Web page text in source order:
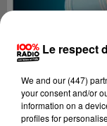
Le respect
We and our (447)
your consent and/or
information on a
profiles for